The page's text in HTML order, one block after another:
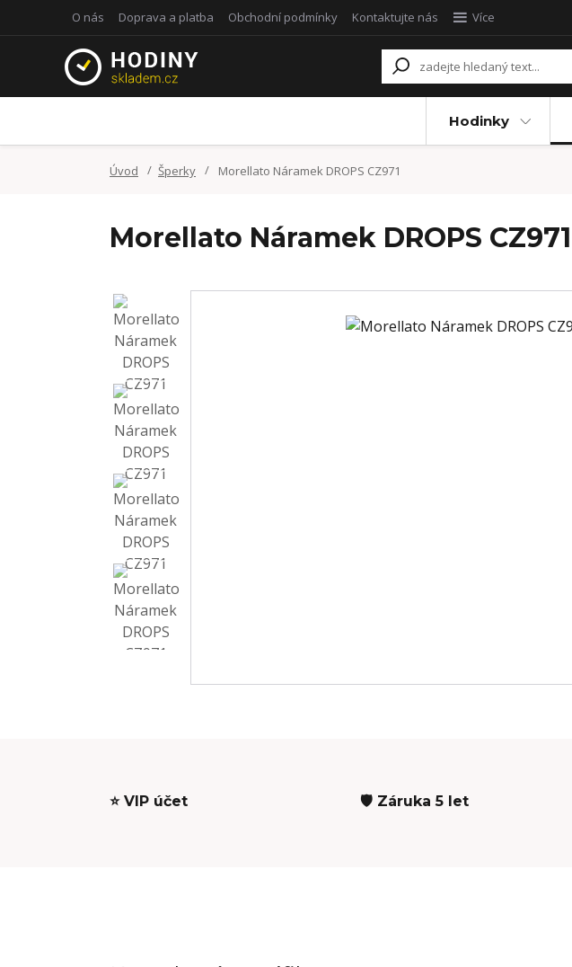
O nás Doprava a platba Obchodní podmínky Kontaktujte nás Více
Hodinky
Úvod Šperky Morellato Náramek DROPS CZ971
Morellato Náramek DROPS CZ971
⭐ VIP účet 🛡️ Záruka 5 let